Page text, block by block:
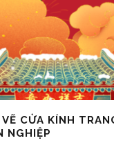
CỬA KÍNH
NGHIỆP